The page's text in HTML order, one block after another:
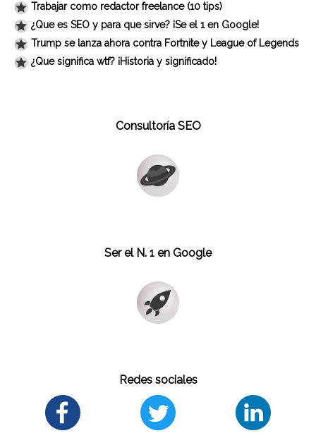
Trabajar como redactor freelance (10 tips)
¿Que es SEO y para que sirve? ¡Se el 1 en Google!
Trump se lanza ahora contra Fortnite y League of Legends
¿Que significa wtf? ¡Historia y significado!
Consultoría SEO
Ser el N. 1 en Google
Redes sociales